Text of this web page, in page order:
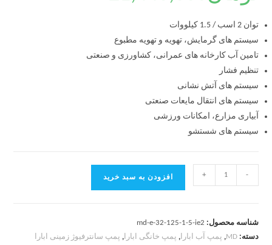
توان 2 اسب / 1.5 کیلووات
سیستم های گرمایش، تهویه و تهویه مطبوع
تامین آب کارخانه های عمرانی، کشاورزی و صنعتی
تنظیم فشار
سیستم های آتش نشانی
سیستم های انتقال مایعات صنعتی
آبیاری مزارع، امکانات ورزشی
سیستم های شستشو
-
+ افزودن به سبد خرید
شناسه محصول: md-e-32-125-1-5-ie2
دسته:MD
, پمپ آب ابارا, پمپ خانگی ابارا, پمپ سانترفیوژ زمینی ابارا